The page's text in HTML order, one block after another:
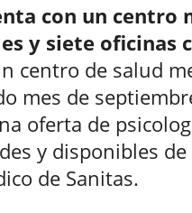
con un centro
y siete oficinas
centro de salud
mes de
oferta de
y disponibles
de Sanitas.